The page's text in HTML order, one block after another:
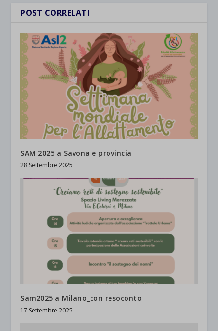
POST CORRELATI
SAM 2025 a Savona e provincia
28 Settembre 2025
Sam2025 a Milano_con resoconto
17 Settembre 2025